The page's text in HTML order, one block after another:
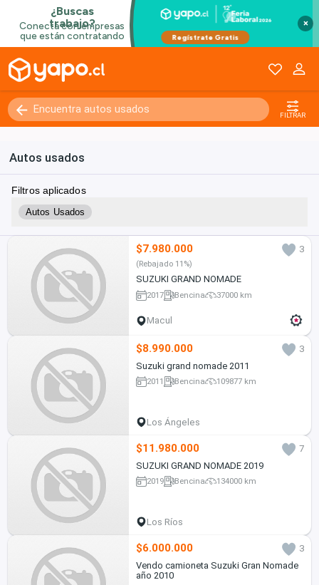
×
FILTRAR
Autos usados
Filtros aplicados
Autos Usados
$7.980.000 3
(Rebajado 11%)
SUZUKI GRAND NOMADE
2017 Bencina 37000 km
Macul
$8.990.000
3
Suzuki grand nomade 2011
2011 Bencina 109877 km
Los Ángeles
$11.980.000
7
SUZUKI GRAND NOMADE 2019
2019 Bencina 134000 km
Los Ríos
$6.000.000
3
Vendo camioneta Suzuki Gran Nomade
año 2010